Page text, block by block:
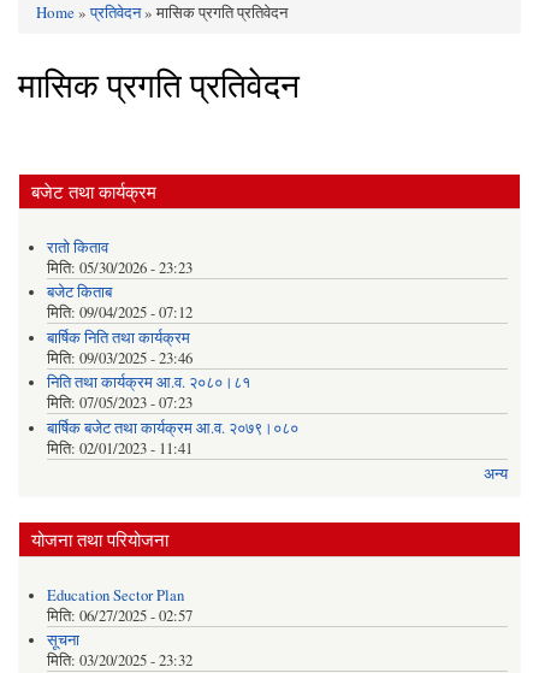
You are here
Home»प्रतिवेदन» मासिक प्रगति प्रतिवेदन
मासिक प्रगति प्रतिवेदन
बजेट तथा कार्यक्रम
रातो किताव
मिति: 05/30/2026 - 23:23
बजेट किताब
मिति: 09/04/2025 - 07:12
बार्षिक निति तथा कार्यक्रम
मिति: 09/03/2025 - 23:46
निति तथा कार्यक्रम आ.व. २०८०।८१
मिति: 07/05/2023 - 07:23
बार्षिक बजेट तथा कार्यक्रम आ.व. २०७९।०८०
मिति: 02/01/2023 - 11:41
अन्य
योजना तथा परियोजना
Education Sector Plan
मिति: 06/27/2025 - 02:57
सूचना
मिति: 03/20/2025 - 23:32